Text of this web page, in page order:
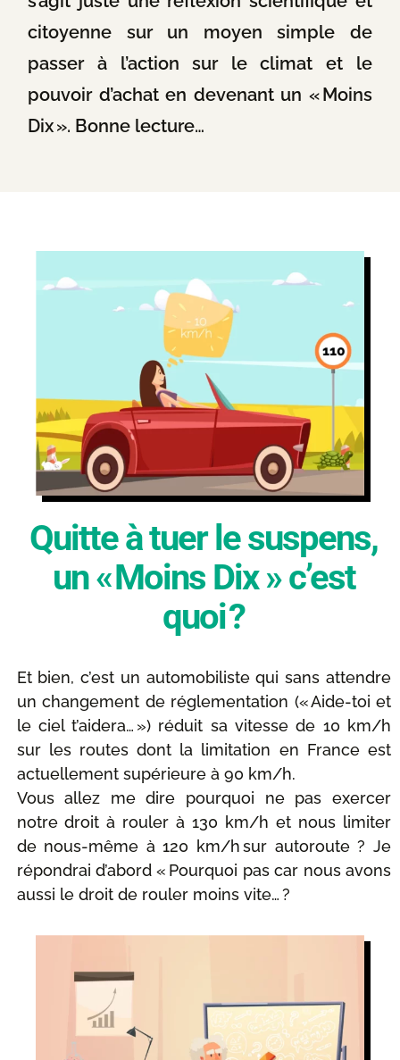
citoyenne sur un moyen simple de
passer à l’action sur le climat et le
pouvoir d’achat en devenant un « Moins
Dix ». Bonne lecture…
Quitte à tuer le suspens,
un « Moins Dix » c’est
quoi ?
Et bien, c’est un automobiliste qui sans attendre
un changement de réglementation (« Aide-toi et
le ciel t’aidera… ») réduit sa vitesse de 10 km/h
sur les routes dont la limitation en France est
actuellement supérieure à 90 km/h.
Vous allez me dire pourquoi ne pas exercer
notre droit à rouler à 130 km/h et nous limiter
de nous-même à 120 km/h sur autoroute ? Je
répondrai d’abord « Pourquoi pas car nous avons
aussi le droit de rouler moins vite… ?